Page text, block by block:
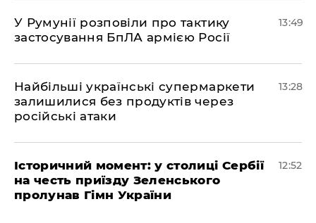
У Румунії розповіли про тактику
застосування БпЛА армією Росії
13:49
Найбільші українські супермаркети
залишилися без продуктів через
російські атаки
13:28
Історичний момент: у столиці Сербії
на честь приїзду Зеленського
пролунав Гімн України
12:52